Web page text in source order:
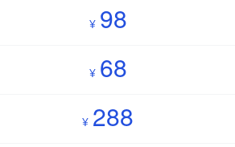
¥ 98
¥ 68
¥ 288